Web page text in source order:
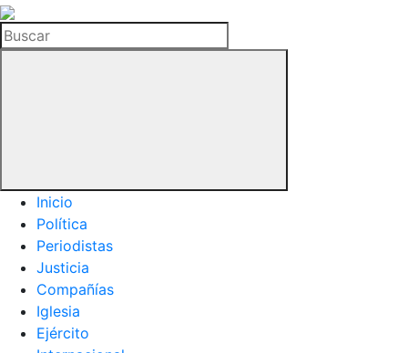
La
Hemeroteca
del
Buscar
Inicio
Política
Periodistas
Justicia
Compañías
Iglesia
Ejército